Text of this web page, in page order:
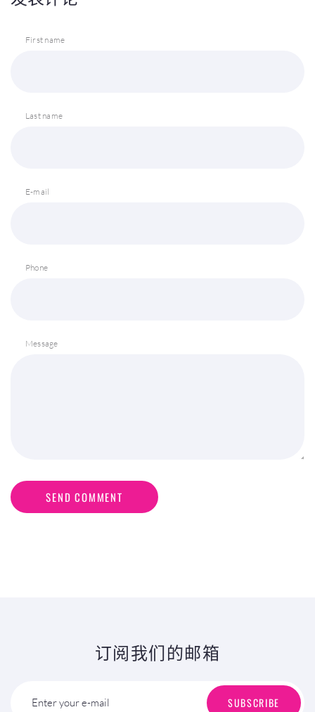
First name
Last name
E-mail
Phone
Message
SEND COMMENT
订阅我们的邮箱
Enter your e-mail SUBSCRIBE